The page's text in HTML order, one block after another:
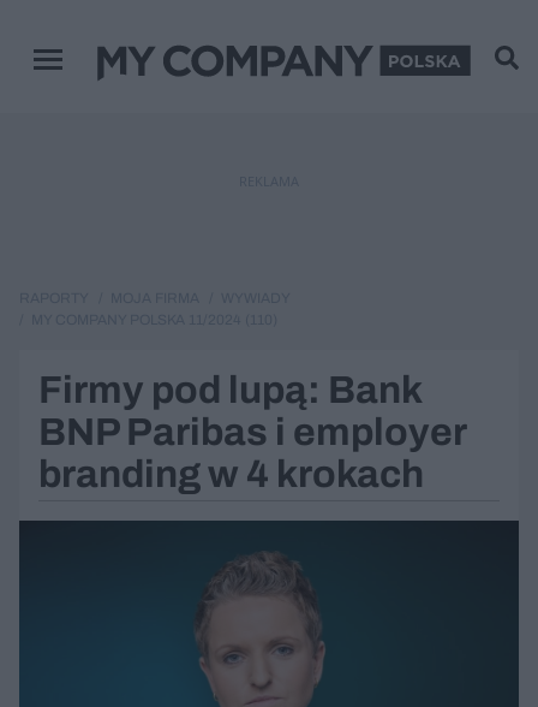
Menu główne
Firmy pod lupą: Bank
BNP Paribas i employer
branding w 4 krokach